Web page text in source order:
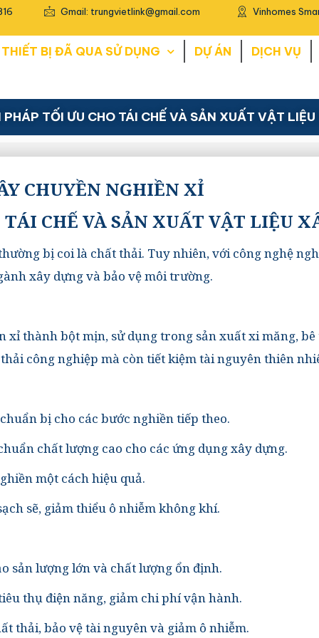
Gmail: trungvietlink@gmail.com Vinhomes
THIẾT BỊ ĐÃ QUA SỬ DỤNG DỰ ÁN DỊCH VỤ
TỐI ƯU CHO TÁI CHẾ VÀ SẢN XUẤT VẬT
CHUYỀN NGHIỀN XỈ
CHẾ VÀ SẢN XUẤT VẬT LIỆU
bị coi là chất thải. Tuy nhiên, với công nghệ
xây dựng và bảo vệ môi trường.
thành bột mịn, sử dụng trong sản xuất xi măng,
công nghiệp mà còn tiết kiệm tài nguyên thiên
bị cho các bước nghiền tiếp theo.
chất lượng cao cho các ứng dụng xây dựng.
một cách hiệu quả.
sẽ, giảm thiểu ô nhiễm không khí.
sản lượng lớn và chất lượng ổn định.
thụ điện năng, giảm chi phí vận hành.
thải, bảo vệ tài nguyên và giảm ô nhiễm.